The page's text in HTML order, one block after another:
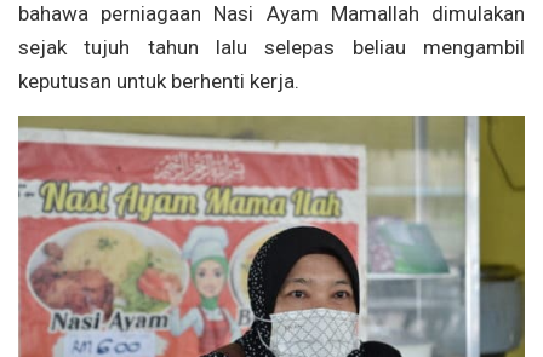
bahawa perniagaan Nasi Ayam Mamallah dimulakan
sejak tujuh tahun lalu selepas beliau mengambil
keputusan untuk berhenti kerja.